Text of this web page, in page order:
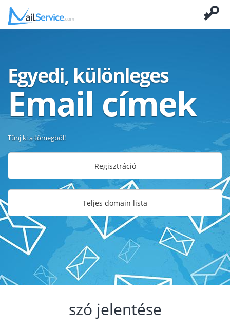
Egyedi, különleges
Email címek
Tűnj ki a tömegből!
Regisztráció
Teljes domain lista
szó jelentése